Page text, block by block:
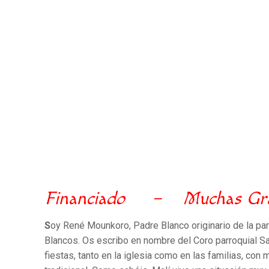
Financiado – Muchas
Soy René Mounkoro, Padre Blanco originario de la
Blancos. Os escribo en nombre del Coro parroquial
fiestas, tanto en la iglesia como en las familias, con